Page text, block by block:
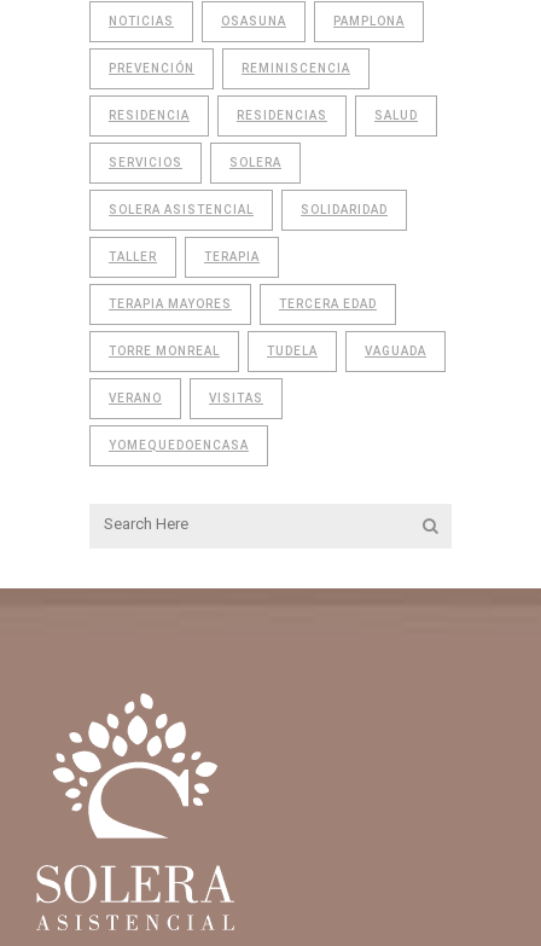
NOTICIAS OSASUNA PAMPLONA
PREVENCIÓN REMINISCENCIA
RESIDENCIA RESIDENCIAS SALUD
SERVICIOS SOLERA
SOLERA ASISTENCIAL SOLIDARIDAD
TALLER TERAPIA
TERAPIA MAYORES TERCERA EDAD
TORRE MONREAL TUDELA VAGUADA
VERANO VISITAS
YOMEQUEDOENCASA